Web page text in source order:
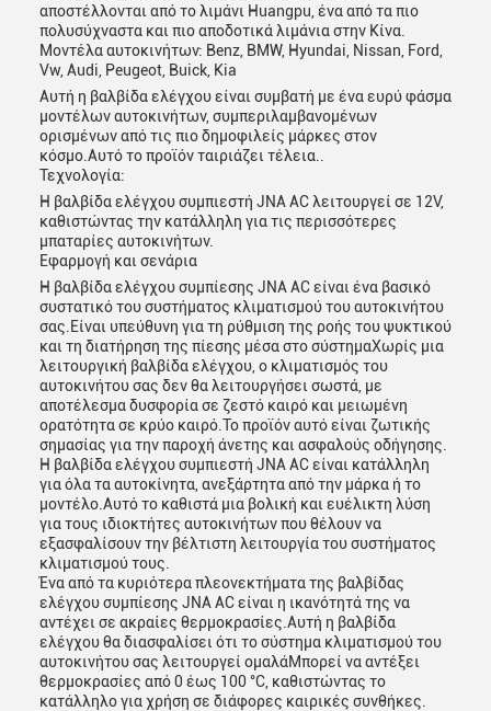
υποβολή
αποστέλλονται από το λιμάνι Huangpu, ένα από τα πιο
πολυσύχναστα και πιο αποδοτικά λιμάνια στην Κίνα.
Μοντέλα αυτοκινήτων: Benz, BMW, Hyundai, Nissan, Ford,
Vw, Audi, Peugeot, Buick, Kia
Αυτή η βαλβίδα ελέγχου είναι συμβατή με ένα ευρύ φάσμα
μοντέλων αυτοκινήτων, συμπεριλαμβανομένων
ορισμένων από τις πιο δημοφιλείς μάρκες στον
κόσμο.Αυτό το προϊόν ταιριάζει τέλεια..
Τεχνολογία:
Η βαλβίδα ελέγχου συμπιεστή JNA AC λειτουργεί σε 12V,
καθιστώντας την κατάλληλη για τις περισσότερες
μπαταρίες αυτοκινήτων.
Εφαρμογή και σενάρια
Η βαλβίδα ελέγχου συμπίεσης JNA AC είναι ένα βασικό
συστατικό του συστήματος κλιματισμού του αυτοκινήτου
σας.Είναι υπεύθυνη για τη ρύθμιση της ροής του ψυκτικού
και τη διατήρηση της πίεσης μέσα στο σύστημαΧωρίς μια
λειτουργική βαλβίδα ελέγχου, ο κλιματισμός του
αυτοκινήτου σας δεν θα λειτουργήσει σωστά, με
αποτέλεσμα δυσφορία σε ζεστό καιρό και μειωμένη
ορατότητα σε κρύο καιρό.Το προϊόν αυτό είναι ζωτικής
σημασίας για την παροχή άνετης και ασφαλούς οδήγησης.
Η βαλβίδα ελέγχου συμπιεστή JNA AC είναι κατάλληλη
για όλα τα αυτοκίνητα, ανεξάρτητα από την μάρκα ή το
μοντέλο.Αυτό το καθιστά μια βολική και ευέλικτη λύση
για τους ιδιοκτήτες αυτοκινήτων που θέλουν να
εξασφαλίσουν την βέλτιστη λειτουργία του συστήματος
κλιματισμού τους.
Ένα από τα κυριότερα πλεονεκτήματα της βαλβίδας
ελέγχου συμπίεσης JNA AC είναι η ικανότητά της να
αντέχει σε ακραίες θερμοκρασίες.Αυτή η βαλβίδα
ελέγχου θα διασφαλίσει ότι το σύστημα κλιματισμού του
αυτοκινήτου σας λειτουργεί ομαλάΜπορεί να αντέξει
θερμοκρασίες από 0 έως 100 °C, καθιστώντας το
κατάλληλο για χρήση σε διάφορες καιρικές συνθήκες.